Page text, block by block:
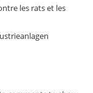
les rats et les